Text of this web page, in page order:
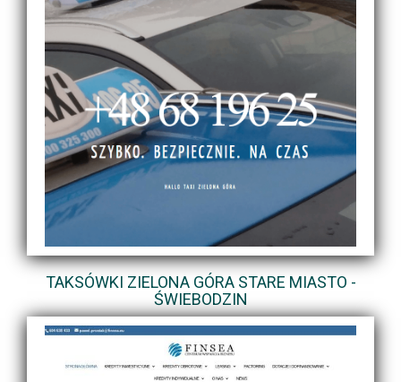
TAKSÓWKI ZIELONA GÓRA STARE MIASTO -
ŚWIEBODZIN